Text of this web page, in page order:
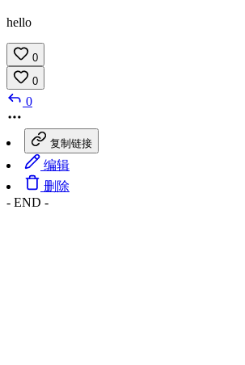
hello
0
0
0
复制链接
编辑
删除
- END -